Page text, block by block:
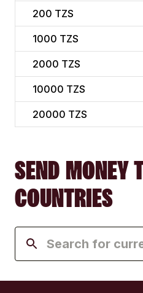
200 TZS
1000 TZS
2000 TZS
10000 TZS
20000 TZS
SEND MONEY
COUNTRIES